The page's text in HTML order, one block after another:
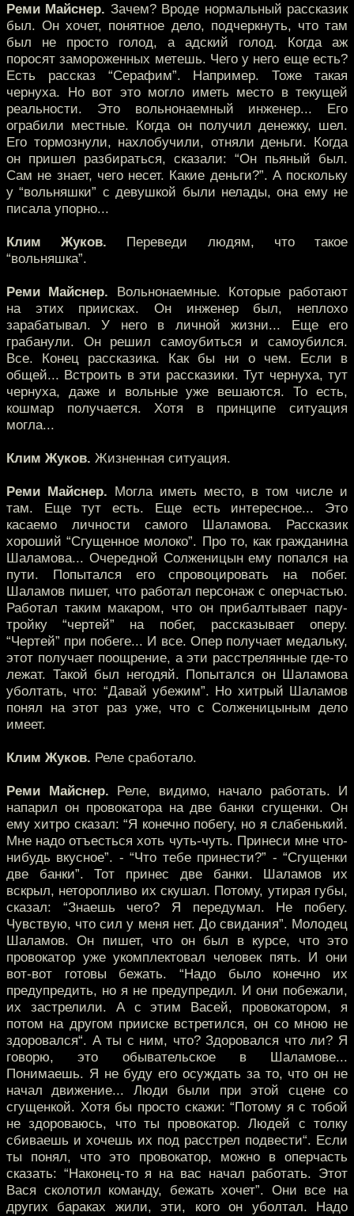
Реми Майснер. Зачем? Вроде нормальный рассказик
был. Он хочет, понятное дело, подчеркнуть, что там
был не просто голод, а адский голод. Когда аж
поросят замороженных метешь. Чего у него еще есть?
Есть рассказ “Серафим”. Например. Тоже такая
чернуха. Но вот это могло иметь место в текущей
реальности. Это вольнонаемный инженер... Его
ограбили местные. Когда он получил денежку, шел.
Его тормознули, нахлобучили, отняли деньги. Когда
он пришел разбираться, сказали: “Он пьяный был.
Сам не знает, чего несет. Какие деньги?”. А поскольку
у “вольняшки” с девушкой были нелады, она ему не
писала упорно...
Клим Жуков. Переведи людям, что такое
“вольняшка”.
Реми Майснер. Вольнонаемные. Которые работают
на этих приисках. Он инженер был, неплохо
зарабатывал. У него в личной жизни... Еще его
грабанули. Он решил самоубиться и самоубился.
Все. Конец рассказика. Как бы ни о чем. Если в
общей... Встроить в эти рассказики. Тут чернуха, тут
чернуха, даже и вольные уже вешаются. То есть,
кошмар получается. Хотя в принципе ситуация
могла...
Клим Жуков. Жизненная ситуация.
Реми Майснер. Могла иметь место, в том числе и
там. Еще тут есть. Еще есть интересное... Это
касаемо личности самого Шаламова. Рассказик
хороший “Сгущенное молоко”. Про то, как гражданина
Шаламова... Очередной Солженицын ему попался на
пути. Попытался его спровоцировать на побег.
Шаламов пишет, что работал персонаж с оперчастью.
Работал таким макаром, что он прибалтывает пару-
тройку “чертей” на побег, рассказывает оперу.
“Чертей” при побеге... И все. Опер получает медальку,
этот получает поощрение, а эти расстрелянные где-то
лежат. Такой был негодяй. Попытался он Шаламова
уболтать, что: “Давай убежим”. Но хитрый Шаламов
понял на этот раз уже, что с Солженицыным дело
имеет.
Клим Жуков. Реле сработало.
Реми Майснер. Реле, видимо, начало работать. И
напарил он провокатора на две банки сгущенки. Он
ему хитро сказал: “Я конечно побегу, но я слабенький.
Мне надо отъесться хоть чуть-чуть. Принеси мне что-
нибудь вкусное”. - “Что тебе принести?” - “Сгущенки
две банки”. Тот принес две банки. Шаламов их
вскрыл, неторопливо их скушал. Потому, утирая губы,
сказал: “Знаешь чего? Я передумал. Не побегу.
Чувствую, что сил у меня нет. До свидания”. Молодец
Шаламов. Он пишет, что он был в курсе, что это
провокатор уже укомплектовал человек пять. И они
вот-вот готовы бежать. “Надо было конечно их
предупредить, но я не предупредил. И они побежали,
их застрелили. А с этим Васей, провокатором, я
потом на другом прииске встретился, он со мною не
здоровался“. А ты с ним, что? Здоровался что ли? Я
говорю, это обывательское в Шаламове...
Понимаешь. Я не буду его осуждать за то, что он не
начал движение... Люди были при этой сцене со
сгущенкой. Хотя бы просто скажи: “Потому я с тобой
не здороваюсь, что ты провокатор. Людей с толку
сбиваешь и хочешь их под расстрел подвести“. Если
ты понял, что это провокатор, можно в оперчасть
сказать: “Наконец-то я на вас начал работать. Этот
Вася сколотил команду, бежать хочет”. Они все на
других бараках жили, эти, кого он уболтал. Надо